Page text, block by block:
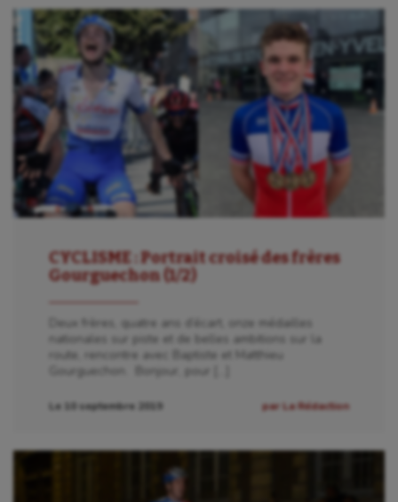
CYCLISME : Portrait croisé des frères
Gourguechon (1/2)
Deux frères, quatre ans d’écart, onze médailles
nationales sur piste et de belles ambitions sur la
route, rencontre avec Baptiste et Matthieu
Gourguechon. Bonjour, pour […]
Le 10 septembre 2019 par La Rédaction